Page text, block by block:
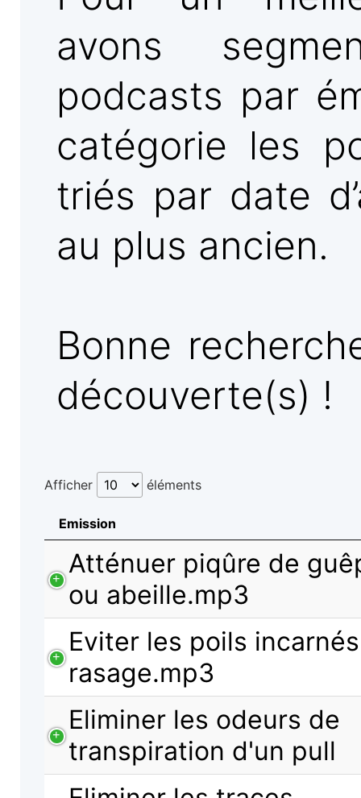
avons
podcasts par
catégorie les
triés par date
au plus ancien.
Bonne
découverte(s) !
Afficher éléments
Emission
Atténuer piqûre de
ou abeille.mp3
Eviter les poils
rasage.mp3
Eliminer les odeurs de
transpiration d'un pull